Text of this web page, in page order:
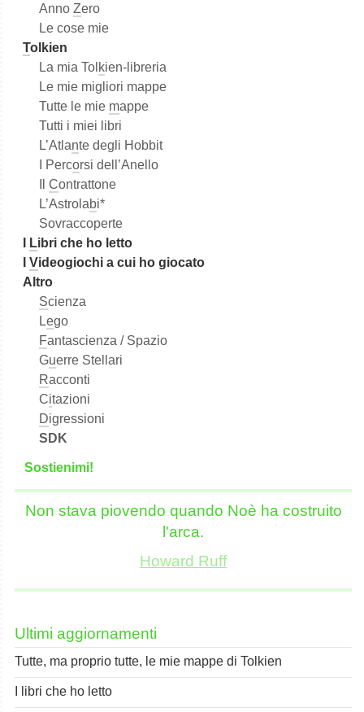
Anno Zero
Le cose mie
Tolkien
La mia Tol kien-libreria
Le mie migliori mappe
Tutte le mie mappe
Tutti i miei libri
L’Atlante degli Hobbit
I Percorsi dell’Anello
Contrattone
L’Astrolabi*
Sovraccoperte
Libri che ho letto
Videogiochi a cui ho giocato
Altro
Scienza
Lego
Fantascienza / Spazio
Guerre Stellari
Racconti
Citazioni
Digressioni
SDK
Sostienimi!
Non stava piovendo quando Noè ha costruito
l'arca.
Howard Ruff
Ultimi aggiornamenti
Tutte, ma proprio tutte, le mie mappe di Tolkien
I libri che ho letto